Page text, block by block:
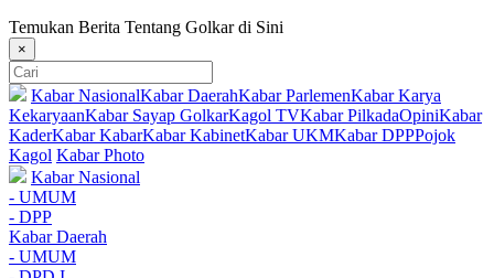
Temukan Berita Tentang Golkar di Sini
×
Kabar NasionalKabar DaerahKabar ParlemenKabar Karya
KekaryaanKabar Sayap GolkarKagol TVKabar PilkadaOpiniKabar
KaderKabar KabarKabar KabinetKabar UKMKabar DPPPojok
Kagol Kabar Photo
Kabar Nasional
- UMUM
- DPP
Kabar Daerah
- UMUM